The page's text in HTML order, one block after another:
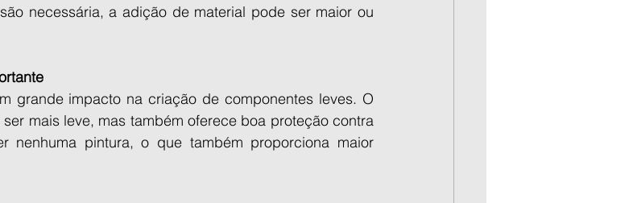
necessária, a adição de material pode ser maior ou
grande impacto na criação de componentes leves. O
mais leve, mas também oferece boa proteção contra
nenhuma pintura, o que também proporciona maior